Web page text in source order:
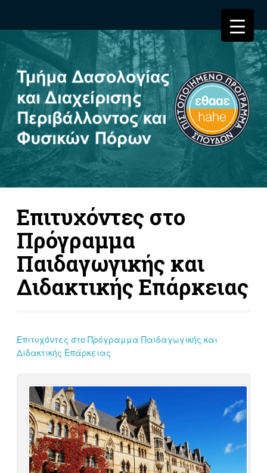
Επιτυχόντες στο
Πρόγραμμα
Παιδαγωγικής και
Διδακτικής Επάρκειας
Επιτυχόντες στο Πρόγραμμα Παιδαγωγικής και
Διδακτικής Επάρκειας